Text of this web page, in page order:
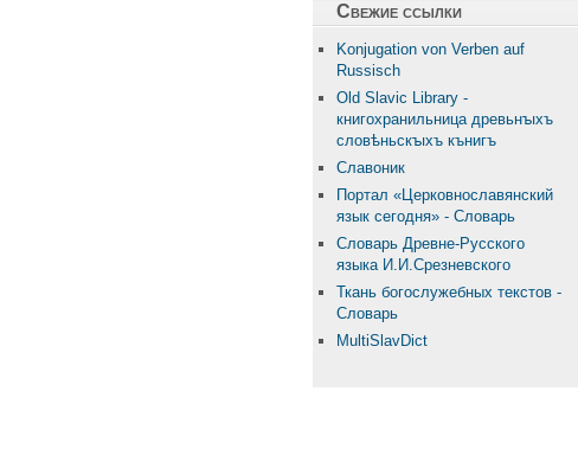
Свежие ссылки
Konjugation von Verben auf
Russisch
Old Slavic Library -
книгохранильница древьнꙑхъ
словѣньскꙑхъ кънигъ
Славоник
Портал «Церковнославянский
язык сегодня» - Словарь
Словарь Древне-Русского
языка И.И.Срезневского
Ткань бого­служебных текстов -
Словарь
MultiSlavDict